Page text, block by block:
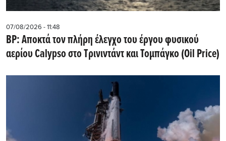
07/08/2026 - 11:48
BP: Αποκτά τον πλήρη έλεγχο του έργου φυσικού
αερίου Calypso στο Τρινιντάντ και Τομπάγκο (Oil Price)